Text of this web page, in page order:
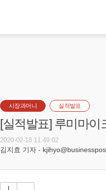
시장과머니 실적발표
[실적발표] 루미마이
2020-02-18 11:49:02
김지효 기자 -